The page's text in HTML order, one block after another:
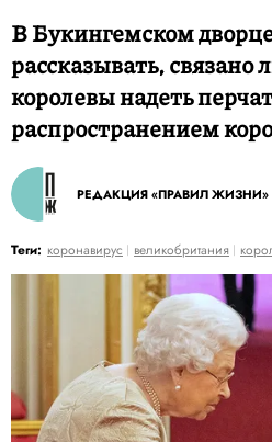
В Букингемском
рассказывать, связано
королевы надеть
распространением
РЕДАКЦИЯ «ПРАВИЛ ЖИЗНИ»
Теги: коронавирус великобритания